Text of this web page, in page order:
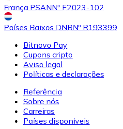
Ir para a loja de cartões-
França PSANNº E2023-102
Países Baixos DNBNº R193399
Bitnovo Pay
Cupons cripto
Aviso legal
Políticas e declarações
Referência
Sobre nós
Carreiras
Países disponíveis